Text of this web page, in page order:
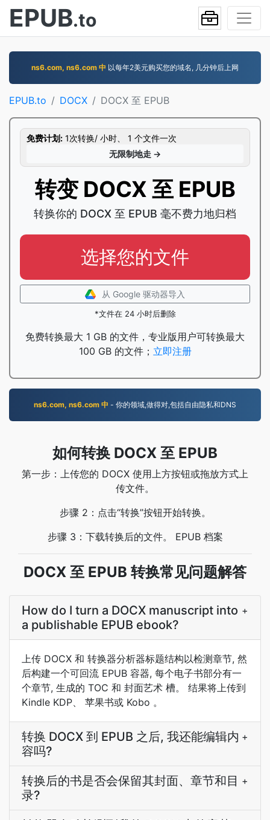
EPUB.to
ns6.com, ns6.com 中 以每年2美元购买您的域名, 几分钟后上网
EPUB.to DOCX DOCX 至 EPUB
免费计划: 1次转换/ 小时、 1 个文件一次
无限制地走 →
转变 DOCX 至 EPUB
转换你的 DOCX 至 EPUB 毫不费力地归档
选择您的文件
从 Google 驱动器导入
*文件在 24 小时后删除
免费转换最大 1 GB 的文件，专业版用户可转换最大
100 GB 的文件； 立即注册
ns6.com, ns6.com 中 - 你的领域,做得对,包括自由隐私和DNS
如何转换 DOCX 至 EPUB
第一步：上传您的 DOCX 使用上方按钮或拖放方式上
传文件。
步骤 2：点击“转换”按钮开始转换。
步骤 3：下载转换后的文件。 EPUB 档案
DOCX 至 EPUB 转换常见问题解答
How do I turn a DOCX manuscript into
a publishable EPUB ebook?
+
上传 DOCX 和 转换器分析器标题结构以检测章节, 然
后构建一个可回流 EPUB 容器, 每个电子书部分有一
个章节, 生成的 TOC 和 封面艺术 槽。 结果将上传到
Kindle KDP、 苹果书或 Kobo 。
转换 DOCX 到 EPUB 之后, 我还能编辑内
容吗?
+
转换后的书是否会保留其封面、章节和目
录?
+